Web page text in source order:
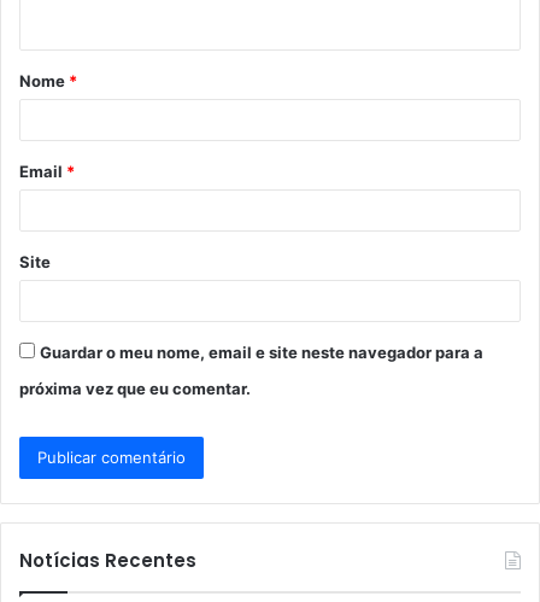
á
r
*
Nome *
Email *
Site
Guardar o meu nome, email e site neste navegador para a
próxima vez que eu comentar.
Notícias Recentes